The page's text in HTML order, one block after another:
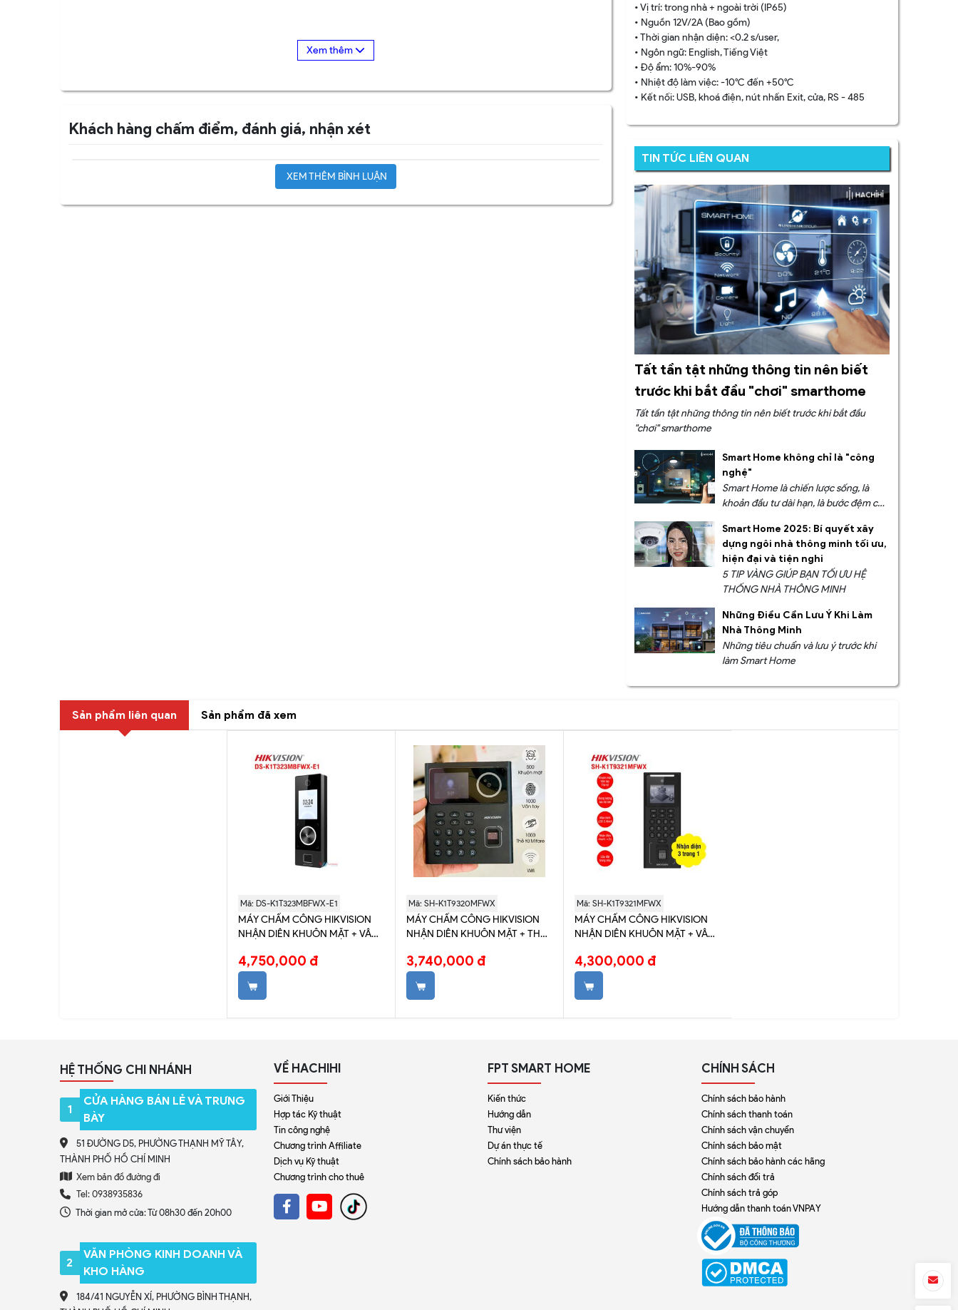
Khách hàng chấm điểm, đánh giá, nhận xét
XEM THÊM BÌNH LUẬN
• Vị trí: trong nhà + ngoài trời (IP65)
• Nguồn 12V/2A (Bao gồm)
• Thời gian nhận diện: <0.2 s/user,
• Ngôn ngữ: English, Tiếng Việt
• Độ ẩm: 10%-90%
• Nhiệt độ làm việc: -10°C đến +50°C
• Kết nối: USB, khoá điện, nút nhấn Exit, cửa, RS - 485
TIN TỨC LIÊN QUAN
Tất tần tật những thông tin nên biết
trước khi bắt đầu "chơi" smarthome
Tất tần tật những thông tin nên biết trước khi bắt đầu
"chơi" smarthome
Smart Home không chỉ là "công
nghệ"
Smart Home là chiến lược sống, là
khoản đầu tư dài hạn, là bước đệm cho
Smart Home 2025: Bí quyết xây
dựng ngôi nhà thông minh tối ưu,
hiện đại và tiện nghi
5 TIP VÀNG GIÚP BẠN TỐI ƯU HỆ
THỐNG NHÀ THÔNG MINH
Những Điều Cần Lưu Ý Khi Làm
Nhà Thông Minh
Những tiêu chuẩn và lưu ý trước khi
làm Smart Home
Sản phẩm liên quan Sản phẩm đã xem
Mã: DS-K1T323MBFWX-E1
MÁY CHẤM CÔNG HIKVISION
NHẬN DIÊN KHUÔN MẶT + VÂN
K1T323MBFWX-E1)
4,750,000 đ
Mã: SH-K1T9320MFWX
MÁY CHẤM CÔNG HIKVISION
NHẬN DIÊN KHUÔN MẶT + THẺ
3,740,000 đ
Mã: SH-K1T9321MFWX
MÁY CHẤM CÔNG HIKVISION
NHẬN DIÊN KHUÔN MẶT + VÂN
4,300,000 đ
HỆ THỐNG CHI NHÁNH
1
CỬA HÀNG BÁN LẺ VÀ TRƯNG
BÀY
51 ĐƯỜNG D5, PHƯỜNG THẠNH MỸ TÂY,
THÀNH PHỐ HỒ CHÍ MINH
Xem bản đồ đường đi
Tel: 0938935836
Thời gian mở cửa: Từ 08h30 đến 20h00
2
VĂN PHÒNG KINH DOANH VÀ
KHO HÀNG
184/41 NGUYỄN XÍ, PHƯỜNG BÌNH THẠNH,
VỀ HACHIHI
Giới Thiệu
Hợp tác Kỹ thuật
Tin công nghệ
Chương trình Affiliate
Dịch vụ Kỹ thuật
Chương trình cho thuê
FPT SMART HOME
Kiến thức
Hướng dẫn
Thư viện
Dự án thực tế
Chính sách bảo hành
CHÍNH SÁCH
Chính sách bảo hành
Chính sách thanh toán
Chính sách vận chuyển
Chính sách bảo mật
Chính sách bảo hành các hãng
Chính sách đổi trả
Chính sách trả góp
Hướng dẫn thanh toán VNPAY